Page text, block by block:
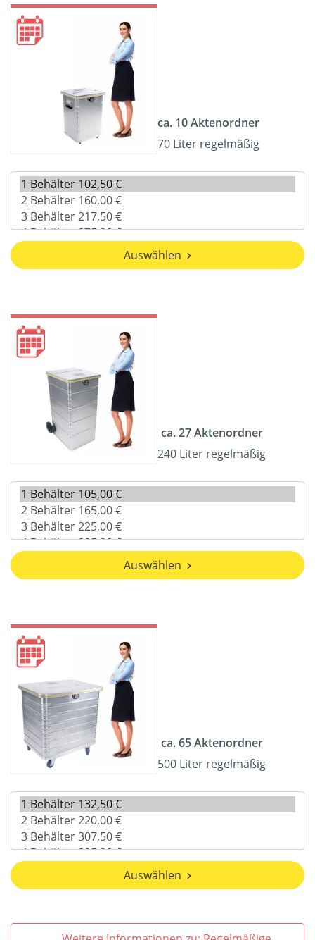
ca. 10 Aktenordner
70 Liter regelmäßig
Auswählen
ca. 27 Aktenordner
240 Liter regelmäßig
Auswählen
ca. 65 Aktenordner
500 Liter regelmäßig
Auswählen